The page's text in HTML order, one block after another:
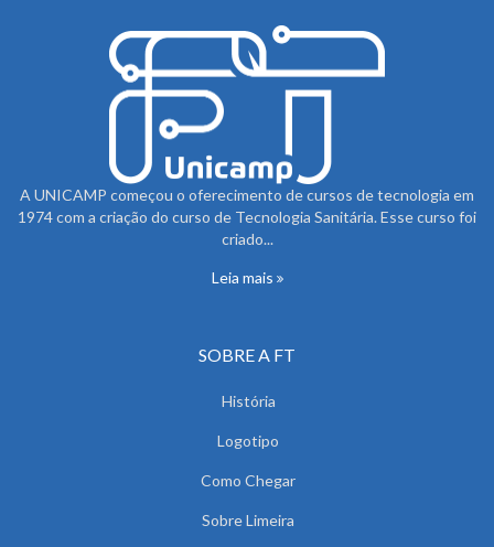
A UNICAMP começou o oferecimento de cursos de tecnologia em
1974 com a criação do curso de Tecnologia Sanitária. Esse curso foi
criado...
Leia mais
SOBRE A FT
História
Logotipo
Como Chegar
Sobre Limeira